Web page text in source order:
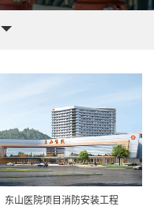
东山医院项目消防安装工程